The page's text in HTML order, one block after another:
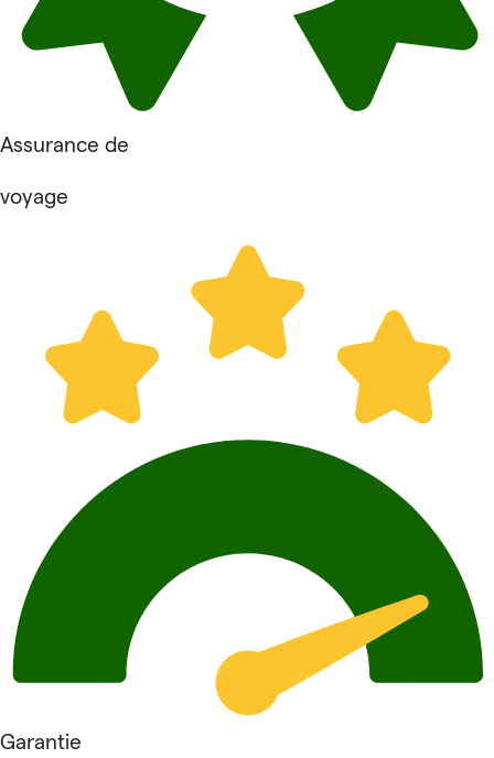
Assurance de
voyage
Garantie